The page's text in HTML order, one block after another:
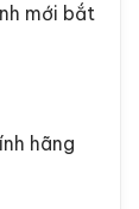
mới bắt
hãng